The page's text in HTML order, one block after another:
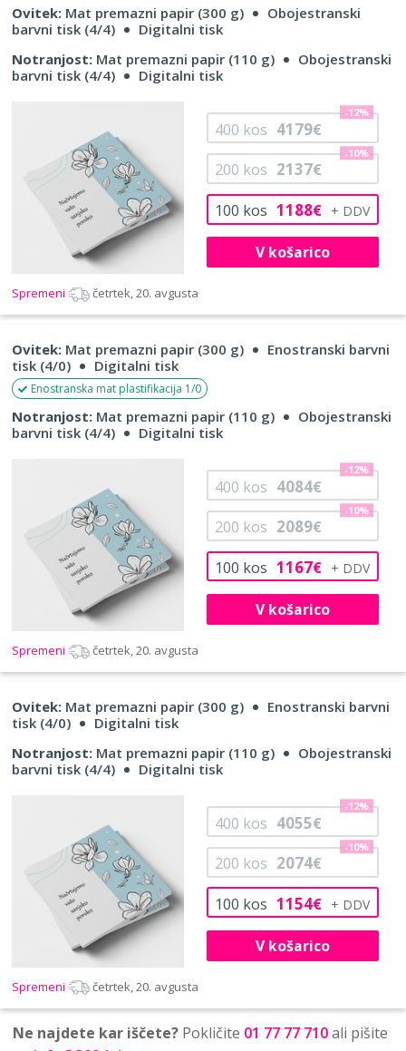
Ovitek: Mat premazni papir (300 g)
Obojestranski
barvni tisk (4/4)
Digitalni tisk
Notranjost: Mat premazni papir (110 g)
Obojestranski
barvni tisk (4/4)
Digitalni tisk
100 kos 1188€
200 kos 2137€
-10%
400 kos 4179€
-12%
V košarico
Spremeni četrtek, 20. avgusta
Ovitek: Mat premazni papir (300 g)
Enostranski barvni
tisk (4/0)
Digitalni tisk
Enostranska mat plastifikacija 1/0
Notranjost: Mat premazni papir (110 g)
Obojestranski
barvni tisk (4/4)
Digitalni tisk
100 kos 1167€
200 kos 2089€
-10%
400 kos 4084€
-12%
V košarico
Spremeni četrtek, 20. avgusta
Ovitek: Mat premazni papir (300 g)
Enostranski barvni
tisk (4/0)
Digitalni tisk
Notranjost: Mat premazni papir (110 g)
Obojestranski
barvni tisk (4/4)
Digitalni tisk
100 kos 1154€
200 kos 2074€
-10%
400 kos 4055€
-12%
V košarico
Spremeni četrtek, 20. avgusta
Ne najdete kar iščete? Pokličite 01 77 77 710ali pišite